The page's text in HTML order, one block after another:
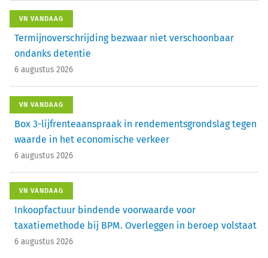
VN VANDAAG
Termijnoverschrijding bezwaar niet verschoonbaar
ondanks detentie
6 augustus 2026
VN VANDAAG
Box 3-lijfrenteaanspraak in rendementsgrondslag tegen
waarde in het economische verkeer
6 augustus 2026
VN VANDAAG
Inkoopfactuur bindende voorwaarde voor
taxatiemethode bij BPM. Overleggen in beroep volstaat
6 augustus 2026